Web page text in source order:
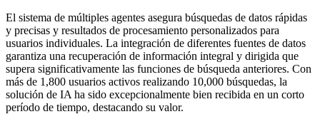
El sistema de múltiples agentes asegura búsquedas de datos rápidas
y precisas y resultados de procesamiento personalizados para
usuarios individuales. La integración de diferentes fuentes de datos
garantiza una recuperación de información integral y dirigida que
supera significativamente las funciones de búsqueda anteriores. Con
más de 1,800 usuarios activos realizando 10,000 búsquedas, la
solución de IA ha sido excepcionalmente bien recibida en un corto
período de tiempo, destacando su valor.